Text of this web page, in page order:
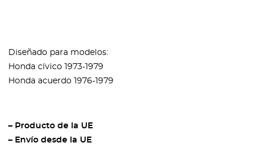
Diseñado para modelos:
Honda cívico 1973-1979
Honda acuerdo 1976-1979
– Producto de la UE
– Envío desde la UE